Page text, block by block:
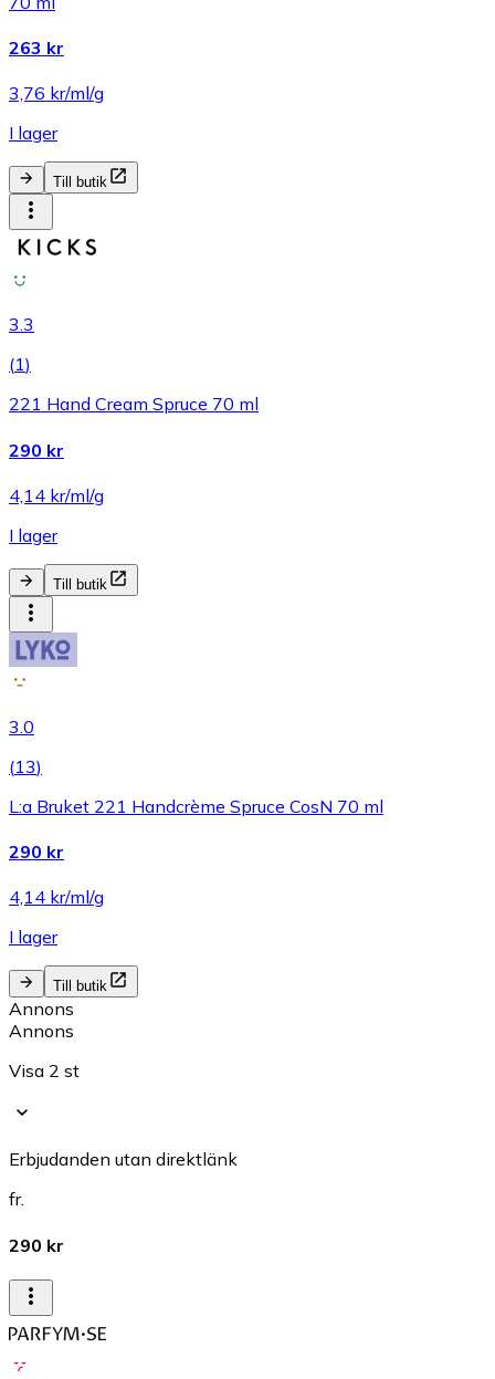
263 kr
3,76 kr/ml/g
I lager
Till butik
3.3
(1)
221 Hand Cream Spruce 70 ml
290 kr
4,14 kr/ml/g
I lager
Till butik
3.0
(13)
L:a Bruket 221 Handcrème Spruce CosN 70 ml
290 kr
4,14 kr/ml/g
I lager
Till butik
Annons
Annons
Visa 2 st
Erbjudanden utan direktlänk
fr.
290 kr